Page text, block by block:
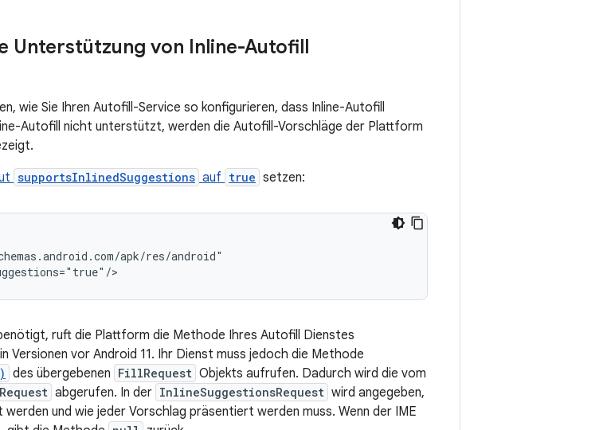
Unterstützung von Inline-Autofill
wie Sie Ihren Autofill-Service so konfigurieren, dass Inline-Autofill
Autofill nicht unterstützt, werden die Autofill-Vorschläge der Plattform
supportsInlinedSuggestions auf true setzen:
ruft die Plattform die Methode Ihres Autofill Dienstes
Versionen vor Android 11. Ihr Dienst muss jedoch die Methode
des übergebenen FillRequest Objekts aufrufen. Dadurch wird die vom
abgerufen. In der InlineSuggestionsRequest wird angegeben,
und wie jeder Vorschlag präsentiert werden muss. Wenn der IME